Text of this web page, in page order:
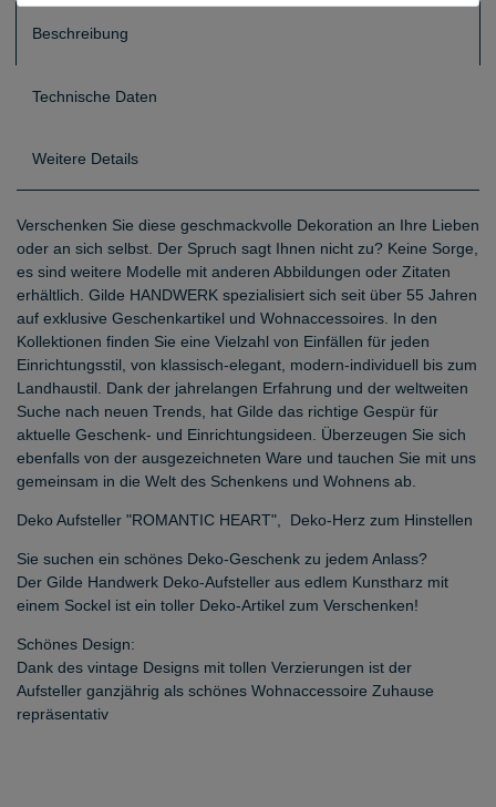
Beschreibung
Technische Daten
Weitere Details
Verschenken Sie diese geschmackvolle Dekoration an Ihre Lieben
oder an sich selbst. Der Spruch sagt Ihnen nicht zu? Keine Sorge,
es sind weitere Modelle mit anderen Abbildungen oder Zitaten
erhältlich. Gilde HANDWERK spezialisiert sich seit über 55 Jahren
auf exklusive Geschenkartikel und Wohnaccessoires. In den
Kollektionen finden Sie eine Vielzahl von Einfällen für jeden
Einrichtungsstil, von klassisch-elegant, modern-individuell bis zum
Landhaustil. Dank der jahrelangen Erfahrung und der weltweiten
Suche nach neuen Trends, hat Gilde das richtige Gespür für
aktuelle Geschenk- und Einrichtungsideen. Überzeugen Sie sich
ebenfalls von der ausgezeichneten Ware und tauchen Sie mit uns
gemeinsam in die Welt des Schenkens und Wohnens ab.
Deko Aufsteller "ROMANTIC HEART", Deko-Herz zum Hinstellen
Sie suchen ein schönes Deko-Geschenk zu jedem Anlass?
Der Gilde Handwerk Deko-Aufsteller aus edlem Kunstharz mit
einem Sockel ist ein toller Deko-Artikel zum Verschenken!
Schönes Design:
Dank des vintage Designs mit tollen Verzierungen ist der
Aufsteller ganzjährig als schönes Wohnaccessoire Zuhause
repräsentativ